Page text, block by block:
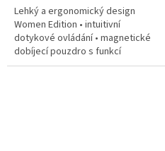
Lehký a ergonomický design
Women Edition • intuitivní
dotykové ovládání • magnetické
dobíjecí pouzdro s funkcí
automatického zapínání a